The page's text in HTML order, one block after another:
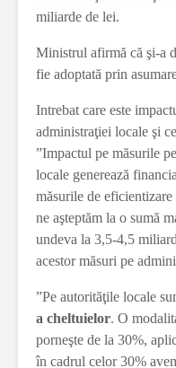
miliarde de lei.
Ministrul afirmă că şi-a
fie adoptată prin
Intrebat care este
administraţiei locale şi
”Impactul pe măsurile
locale generează
măsurile de
ne aşteptăm la o sumă
undeva la 3,5-4,5
acestor măsuri pe
”Pe autorităţile locale
a cheltuielor. O
porneşte de la 30%,
în cadrul celor 30%